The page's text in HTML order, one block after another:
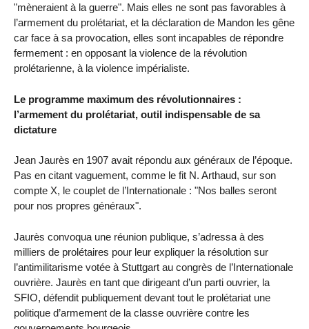
"mèneraient à la guerre". Mais elles ne sont pas favorables à
l’armement du prolétariat, et la déclaration de Mandon les gêne
car face à sa provocation, elles sont incapables de répondre
fermement : en opposant la violence de la révolution
prolétarienne, à la violence impérialiste.
Le programme maximum des révolutionnaires :
l’armement du prolétariat, outil indispensable de sa
dictature
Jean Jaurès en 1907 avait répondu aux généraux de l’époque.
Pas en citant vaguement, comme le fit N. Arthaud, sur son
compte X, le couplet de l’Internationale : "Nos balles seront
pour nos propres généraux".
Jaurès convoqua une réunion publique, s’adressa à des
milliers de prolétaires pour leur expliquer la résolution sur
l’antimilitarisme votée à Stuttgart au congrès de l’Internationale
ouvrière. Jaurès en tant que dirigeant d’un parti ouvrier, la
SFIO, défendit publiquement devant tout le prolétariat une
politique d’armement de la classe ouvrière contre les